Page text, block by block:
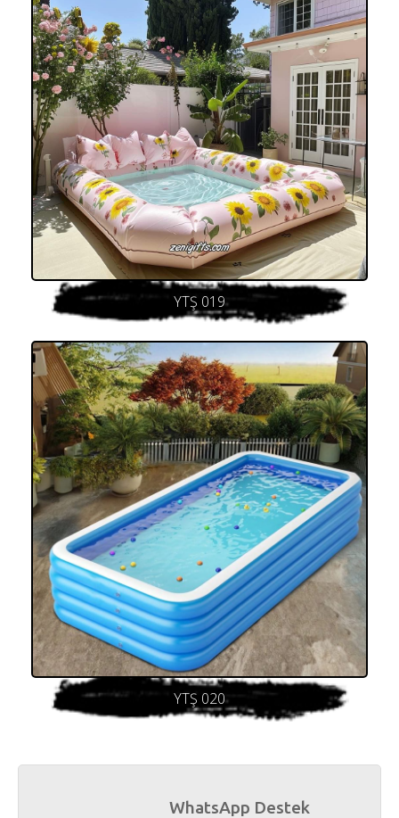
YTŞ 019
YTŞ 020
WhatsApp Destek